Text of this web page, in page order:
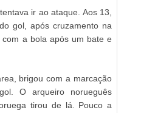
ir ao ataque. Aos 13,
gol, após cruzamento na
a bola após um bate e
brigou com a marcação
O arqueiro norueguês
tirou de lá. Pouco a